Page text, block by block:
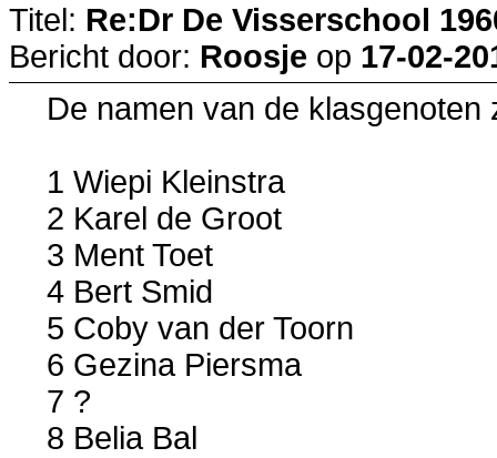
Titel: Re:Dr De Visserschool
Bericht door: Roosje op 17-02-
De namen van de klasgenoten
1 Wiepi Kleinstra
2 Karel de Groot
3 Ment Toet
4 Bert Smid
5 Coby van der Toorn
6 Gezina Piersma
7 ?
8 Belia Bal